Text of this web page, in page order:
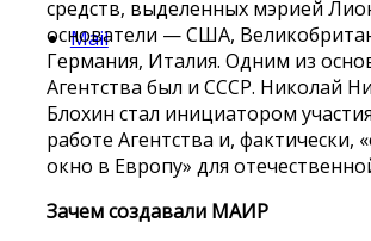
Mail
средств, выделенных мэрией
основатели — США,
Германия, Италия. Одним из
Агентства был и СССР. Николай
Блохин стал инициатором
работе Агентства и, фактически,
окно в Европу» для
Зачем создавали МАИР